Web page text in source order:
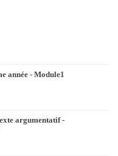
année - Module1
argumentatif -